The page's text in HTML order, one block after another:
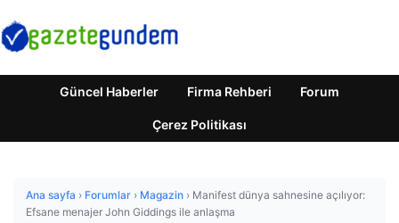
Güncel Haberler Firma Rehberi Forum
Çerez Politikası
Ana sayfa › Forumlar › Magazin › Manifest dünya sahnesine açılıyor:
Efsane menajer John Giddings ile anlaşma